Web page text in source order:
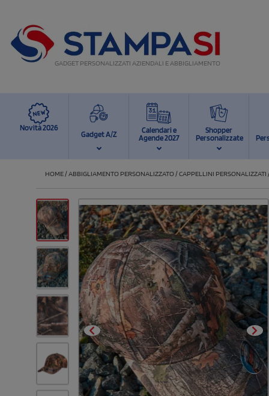
GADGET PERSONALIZZATI AZIENDALI E ABBIGLIAMENTO
Novità 2026
Gadget A/Z
Calendari e
Agende 2027
Shopper
Personalizzate
HOME /ABBIGLIAMENTO PERSONALIZZATO /CAPPELLINI PERSONALIZZATI